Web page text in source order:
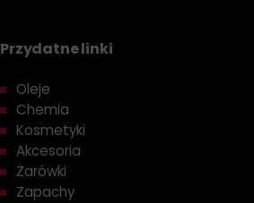
Przydatne linki
Oleje
Chemia
Kosmetyki
Akcesoria
Żarówki
Zapachy